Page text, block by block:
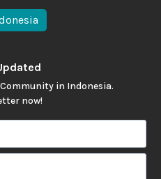
in Indonesia.
now!